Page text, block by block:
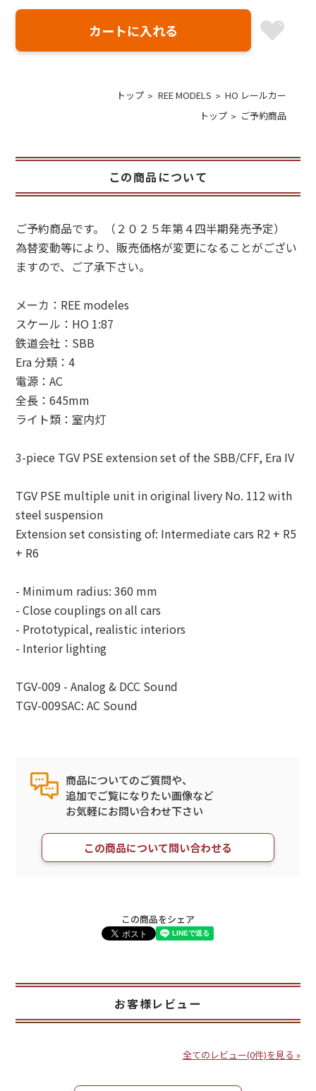
トップ REE MODELS
HO レールカー
トップ
ご予約商品
この商品について
ご予約商品です。（２０２５年第４四半期発売予定）
為替変動等により、販売価格が変更になることがござい
ますので、ご了承下さい。
メーカ：REE modeles
スケール：HO 1:87
鉄道会社：SBB
Era 分類：4
電源：AC
全長：645mm
ライト類：室内灯
3-piece TGV PSE extension set of the SBB/CFF, Era IV
TGV PSE multiple unit in original livery No. 112 with
steel suspension
Extension set consisting of: Intermediate cars R2 + R5
+ R6
- Minimum radius: 360 mm
- Close couplings on all cars
- Prototypical, realistic interiors
- Interior lighting
TGV-009 - Analog & DCC Sound
TGV-009SAC: AC Sound
商品についてのご質問や、
追加でご覧になりたい画像など
お気軽にお問い合わせ下さい
この商品について問い合わせる
この商品をシェア
お客様レビュー
全てのレビュー(0件)を見る »